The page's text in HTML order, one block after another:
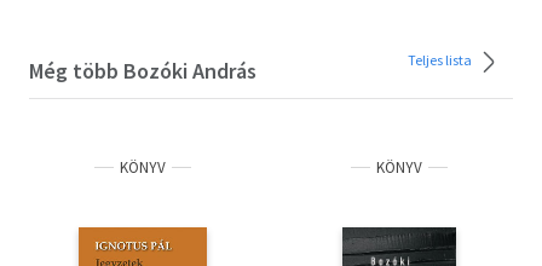
Még több Bozóki András Teljes lista
KÖNYV KÖNYV